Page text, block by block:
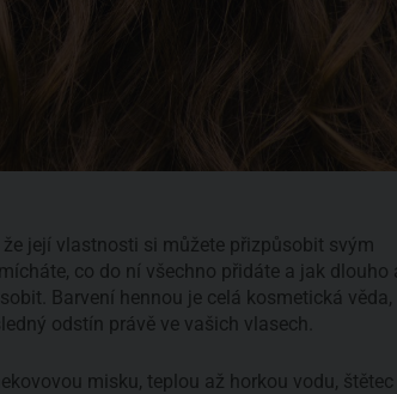
její vlastnosti si můžete přizpůsobit svým
co do ní všechno přidáte a jak dlouho
Barvení hennou je celá kosmetická věda,
odstín právě ve vašich vlasech.
misku, teplou až horkou vodu, štětec